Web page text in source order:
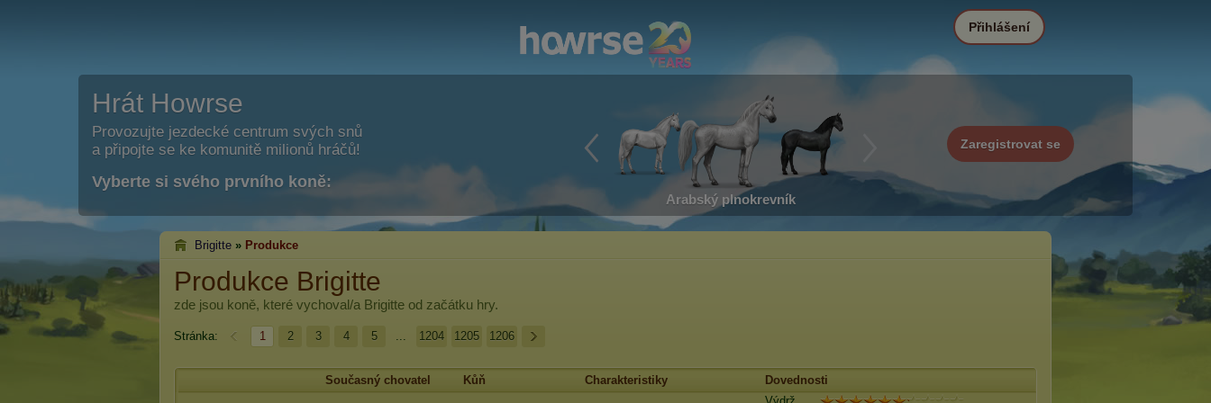
Hrát Howrse
Provozujte jezdecké centrum svých snů
a připojte se ke komunitě milionů hráčů!
Vyberte si svého prvního koně:
Arabský plnokrevník
Zaregistrovat se
Přihlášení
Brigitte » Produkce
Produkce Brigitte
zde jsou koně, které vychoval/a Brigitte od začátku hry.
Stránka: 1 2 3 4 5 ... 1204 1205 1206
Současný chovatel Kůň Charakteristiky Dovednosti